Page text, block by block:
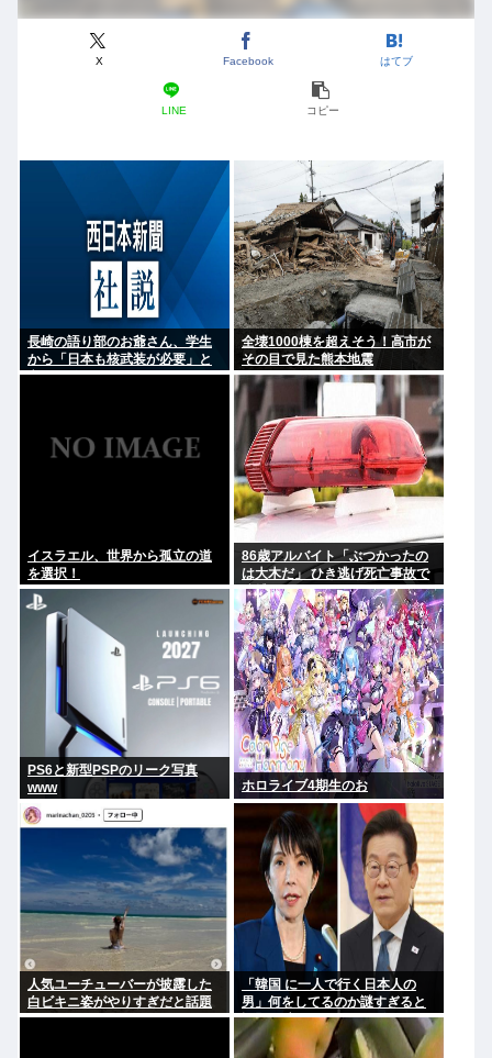
X Facebook はてブ
LINE コピー
長崎の語り部のお爺さん、学生
から「日本も核武装が必要」と
言われ発狂
全壊1000棟を超えそう！高市が
その目で見た熊本地震
イスラエル、世界から孤立の道
を選択！
86歳アルバイト「ぶつかったの
は大木だ」 ひき逃げ死亡事故で
逮捕
PS6と新型PSPのリーク写真
www
ホロライブ4期生のお
人気ユーチューバーが披露した
白ビキニ姿がやりすぎだと話題
に
「韓国 に一人で行く日本人の
男」何をしてるのか謎すぎると
話題に 言われてみれば確かにそ
うだよな…